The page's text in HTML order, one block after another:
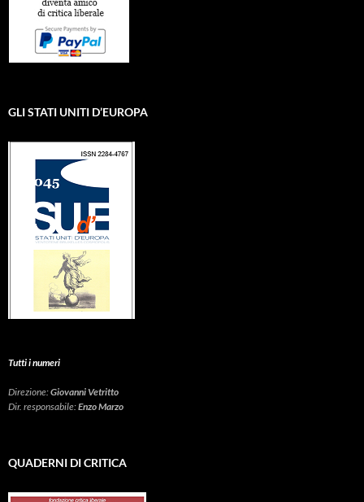
GLI STATI UNITI D’EUROPA
Tutti i numeri
Direzione:Giovanni Vetritto
Dir. responsabile:Enzo Marzo
QUADERNI DI CRITICA